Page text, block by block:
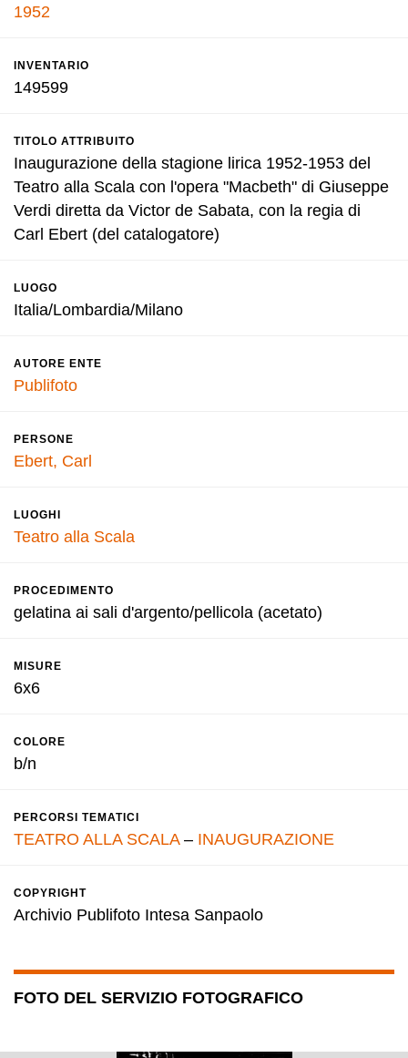
1952
INVENTARIO
149599
TITOLO ATTRIBUITO
Inaugurazione della stagione lirica 1952-1953 del
Teatro alla Scala con l'opera "Macbeth" di Giuseppe
Verdi diretta da Victor de Sabata, con la regia di
Carl Ebert (del catalogatore)
LUOGO
Italia/Lombardia/Milano
AUTORE ENTE
Publifoto
PERSONE
Ebert, Carl
LUOGHI
Teatro alla Scala
PROCEDIMENTO
gelatina ai sali d'argento/pellicola (acetato)
MISURE
6x6
COLORE
b/n
PERCORSI TEMATICI
TEATRO ALLA SCALA– INAUGURAZIONE
COPYRIGHT
Archivio Publifoto Intesa Sanpaolo
FOTO DEL SERVIZIO FOTOGRAFICO